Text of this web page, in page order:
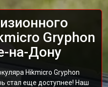
Gryphon
на-Дону
Hikmicro Gryphon
стал еще доступнее! Наш